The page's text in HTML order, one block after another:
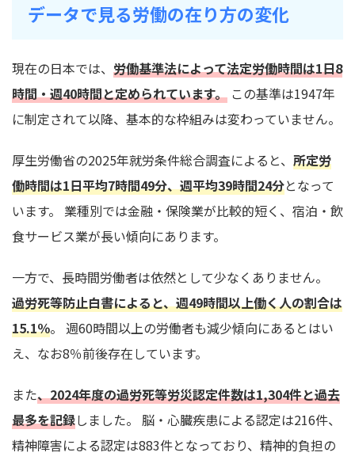
データで見る労働の在り方の変化
現在の日本では、 労働基準法によって法定労働時間は1日8
時間・週40時間と定められています。 この基準は1947年
に制定されて以降、基本的な枠組みは変わっていません。
厚生労働省の2025年就労条件総合調査によると、 所定労
働時間は1日平均7時間49分、週平均39時間24分となって
います。 業種別では金融・保険業が比較的短く、宿泊・飲
食サービス業が長い傾向にあります。
一方で、長時間労働者は依然として少なくありません。
過労死等防止白書によると、週49時間以上働く人の割合は
15.1％。 週60時間以上の労働者も減少傾向にあるとはい
え、なお8％前後存在しています。
また、2024年度の過労死等労災認定件数は1,304件と過去
最多を記録しました。 脳・心臓疾患による認定は216件、
精神障害による認定は883件となっており、精神的負担の